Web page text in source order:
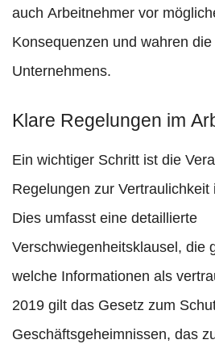
auch Arbeitnehmer vor
Konsequenzen und wahren
Unternehmens.
Klare Regelungen im
Ein wichtiger Schritt ist die
Regelungen zur Vertraulichkeit
Dies umfasst eine detaillierte
Verschwiegenheitsklausel, die
welche Informationen als
2019 gilt das Gesetz zum
Geschäftsgeheimnissen, das